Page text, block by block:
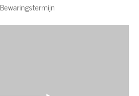
Bewaringstermijn